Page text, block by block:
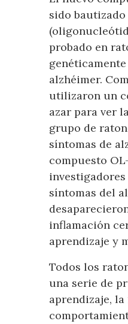
sido bautizado
probado en
alzhéimer.
utilizaron un
azar para ver
grupo de
síntomas de
compuesto
síntomas del
inflamación
aprendizaje y
Todos los
una serie de
aprendizaje,